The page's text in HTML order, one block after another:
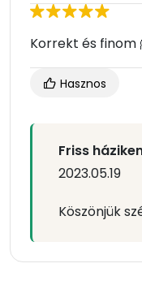
Korrekt és finom
Hasznos
Friss
2023.05.19
Köszönjük